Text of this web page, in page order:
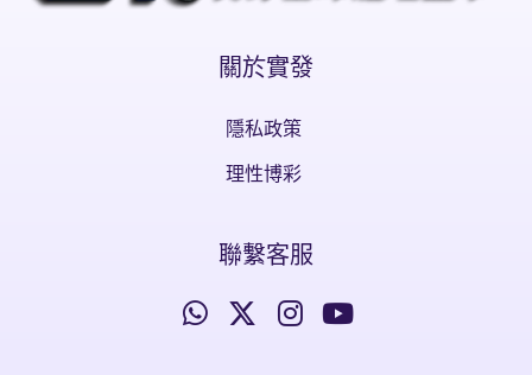
關於實發
隱私政策
理性博彩
聯繫客服